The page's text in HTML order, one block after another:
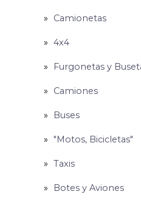
Camionetas
4x4
Furgonetas y
Camiones
Buses
"Motos, Bicicletas"
Taxis
Botes y Aviones